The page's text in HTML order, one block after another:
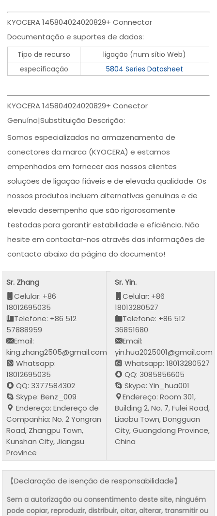
KYOCERA 145804024020829+ Connector
Documentação e suportes de dados:
Tipo de recurso
ligação (num sítio Web)
especificação
5804 Series Datasheet
KYOCERA 145804024020829+ Conector
Genuíno|Substituição Descrição:
Somos especializados no armazenamento de
conectores da marca (KYOCERA) e estamos
empenhados em fornecer aos nossos clientes
soluções de ligação fiáveis e de elevada qualidade. Os
nossos produtos incluem alternativas genuínas e de
elevado desempenho que são rigorosamente
testadas para garantir estabilidade e eficiência. Não
hesite em contactar-nos através das informações de
contacto abaixo da página do documento!
Sr. Zhang
Celular: +86
18012695035
Telefone: +86 512
57888959
Email:
king.zhang2505@gmail.com
Whatsapp:
18012695035
QQ: 3377584302
Skype: Benz_009
Endereço: Endereço de
Companhia: No. 2 Yongran
Road, Zhangpu Town,
Kunshan City, Jiangsu
Province
Sr. Yin.
Celular: +86
18013280527
Telefone: +86 512
36851680
Email:
yin.hua2025001@gmail.com
Whatsapp: 18013280527
QQ: 3085856605
Skype: Yin_hua001
Endereço: Room 301,
Building 2, No. 7, Fulei Road,
Liaobu Town, Dongguan
City, Guangdong Province,
China
【Declaração de isenção de responsabilidade】
Sem a autorização ou consentimento deste site, ninguém
pode copiar, reproduzir, distribuir, citar, alterar, transmitir ou